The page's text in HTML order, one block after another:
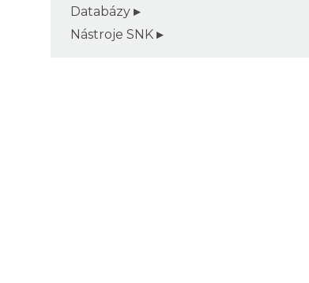
Databázy
Nástroje SNK